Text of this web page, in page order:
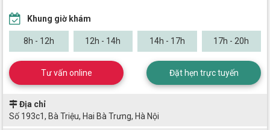
Khung giờ khám
8h - 12h 12h - 14h 14h - 17h 17h - 20h
Tư vấn online Đặt hẹn trực tuyến
Địa chỉ
Số 193c1, Bà Triệu, Hai Bà Trưng, Hà Nội